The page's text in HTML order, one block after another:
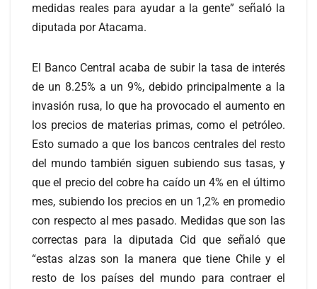
medidas reales para ayudar a la gente” señaló la
diputada por Atacama.
El Banco Central acaba de subir la tasa de interés
de un 8.25% a un 9%, debido principalmente a la
invasión rusa, lo que ha provocado el aumento en
los precios de materias primas, como el petróleo.
Esto sumado a que los bancos centrales del resto
del mundo también siguen subiendo sus tasas, y
que el precio del cobre ha caído un 4% en el último
mes, subiendo los precios en un 1,2% en promedio
con respecto al mes pasado. Medidas que son las
correctas para la diputada Cid que señaló que
“estas alzas son la manera que tiene Chile y el
resto de los países del mundo para contraer el